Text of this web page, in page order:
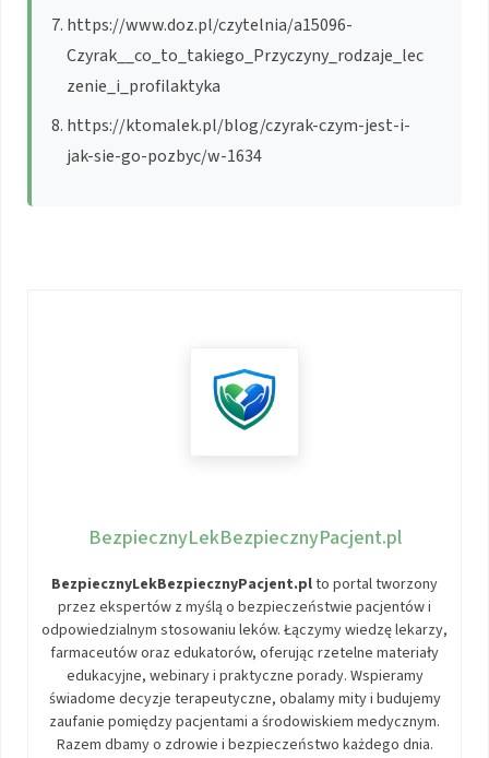
https://www.doz.pl/czytelnia/a15096-
Czyrak__co_to_takiego_Przyczyny_rodzaje_lec
zenie_i_profilaktyka
https://ktomalek.pl/blog/czyrak-czym-jest-i-
jak-sie-go-pozbyc/w-1634
BezpiecznyLekBezpiecznyPacjent.pl
BezpiecznyLekBezpiecznyPacjent.plto portal tworzony
przez ekspertów z myślą o bezpieczeństwie pacjentów i
odpowiedzialnym stosowaniu leków. Łączymy wiedzę lekarzy,
farmaceutów oraz edukatorów, oferując rzetelne materiały
edukacyjne, webinary i praktyczne porady. Wspieramy
świadome decyzje terapeutyczne, obalamy mity i budujemy
zaufanie pomiędzy pacjentami a środowiskiem medycznym.
Razem dbamy o zdrowie i bezpieczeństwo każdego dnia.